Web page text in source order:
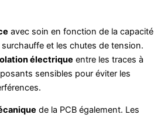
avec soin en fonction de la capacité
et les chutes de tension.
électrique entre les traces à
sensibles pour éviter les
de la PCB également. Les